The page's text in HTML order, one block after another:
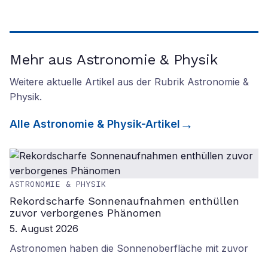
Mehr aus Astronomie & Physik
Weitere aktuelle Artikel aus der Rubrik Astronomie &
Physik.
Alle Astronomie & Physik-Artikel
ASTRONOMIE & PHYSIK
Rekordscharfe Sonnenaufnahmen enthüllen
zuvor verborgenes Phänomen
5. August 2026
Astronomen haben die Sonnenoberfläche mit zuvor